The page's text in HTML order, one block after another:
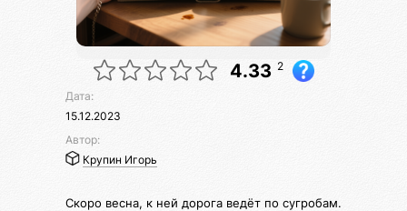
4.33 2
Дата:
15.12.2023
Автор:
Крупин Игорь
Скоро весна, к ней дорога ведёт по сугробам.